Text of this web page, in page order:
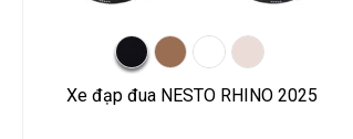
Xe đạp đua NESTO RHINO 2025